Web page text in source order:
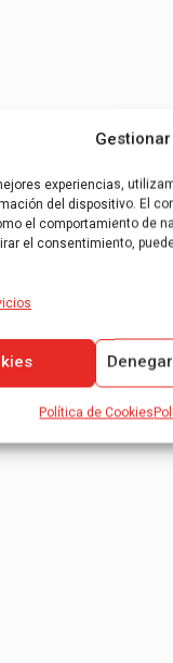
experiencias,
del dispositivo. El
el comportamiento de
el consentimiento,
Política de Cookies